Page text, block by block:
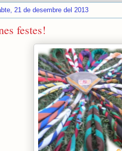
21 de desembre del 2013
festes!